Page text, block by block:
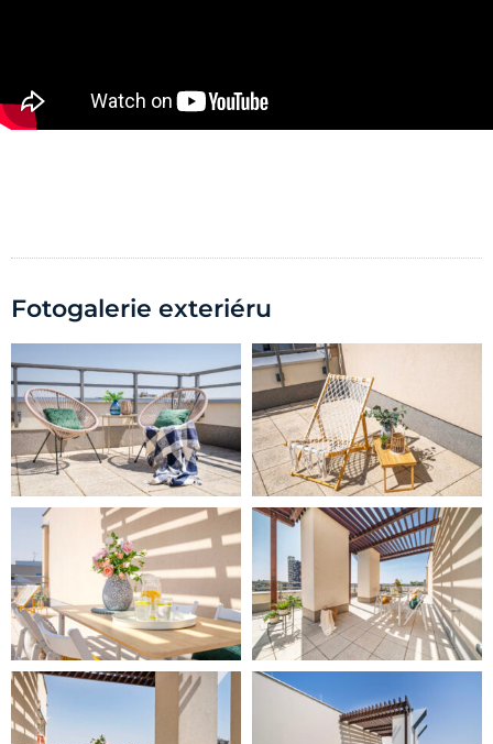
Fotogalerie exteriéru